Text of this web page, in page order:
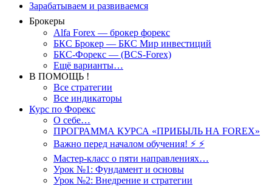
Зарабатываем и развиваемся
Брокеры
Alfa Forex — брокер форекс
БКС Брокер — БКС Мир инвестиций
БКС-Форекс — (BCS-Forex)
Ещё варианты…
В ПОМОЩЬ !
Все стратегии
Все индикаторы
Курс по Форекс
О себе…
ПРОГРАММА КУРСА «ПРИБЫЛЬ НА FOREX»
Важно перед началом обучения! ⚡ ⚡
Мастер-класс о пяти направлениях…
Урок №1: Фундамент и основы
Урок №2: Внедрение и стратегии